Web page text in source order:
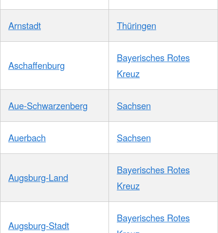
Arnstadt Thüringen
Aschaffenburg
Bayerisches Rotes
Kreuz
Aue-Schwarzenberg Sachsen
Auerbach Sachsen
Augsburg-Land
Bayerisches Rotes
Kreuz
Augsburg-Stadt
Bayerisches Rotes